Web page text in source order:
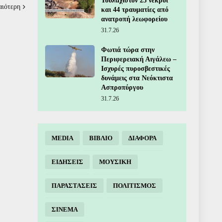
και 44 τραυματίες από
ανατροπή λεωφορείου
31.7.26
Φωτιά τώρα στην
Περιφερειακή Αιγάλεω –
Ισχυρές πυροσβεστικές
δυνάμεις στα Νεόκτιστα
Ασπροπύργου
31.7.26
MEDIA ΒΙΒΛΙΟ ΔΙΑΦΟΡΑ
ΕΙΔΗΣΕΙΣ ΜΟΥΣΙΚΗ
ΠΑΡΑΣΤΑΣΕΙΣ ΠΟΛΙΤΙΣΜΟΣ
ΣΙΝΕΜΑ